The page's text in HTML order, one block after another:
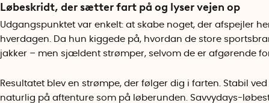
Løbeskridt, der sætter fart på og lyser vejen op
Udgangspunktet var enkelt: at skabe noget, der afspejler
hverdagen. Da hun kiggede på, hvordan de store
jakker – men sjældent strømper, selvom de er afgørende
Resultatet blev en strømpe, der følger dig i farten. Stabil
naturlig på aftenture som på løberunden. Savvydays-